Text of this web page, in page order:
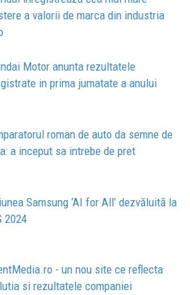
a valorii de marca din industria
Motor anunta rezultatele
in prima jumatate a anului
roman de auto da semne de
a inceput sa intrebe de pret
Samsung ‘AI for All’ dezvăluită la
2024
- un nou site ce reflecta
si rezultatele companiei